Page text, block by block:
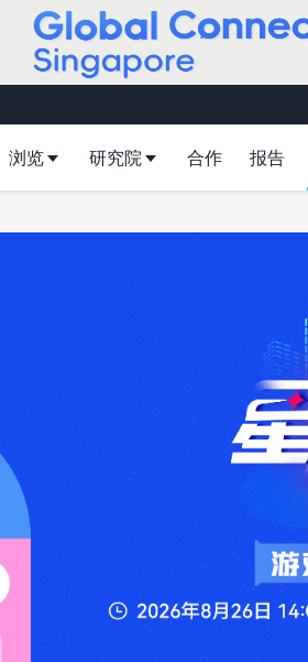
浏览 研究院 合作 报告